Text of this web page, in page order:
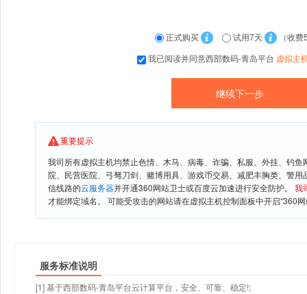
正式购买 试用7天
（收费
我已阅读并同意西部数码-青岛平台 虚拟主
重要提示
我司所有虚拟主机均禁止色情、木马、病毒、诈骗、私服、外挂、钓
院、民营医院、弓驽刀剑、赌博用具、游戏币交易、减肥丰胸类、警
信线路的云服务器并开通360网站卫士或百度云加速进行安全防护。 我
才能绑定域名。 可能受攻击的网站请在虚拟主机控制面板中开启“360
服务标准说明
[1] 基于西部数码-青岛平台云计算平台，安全、可靠、稳定!;